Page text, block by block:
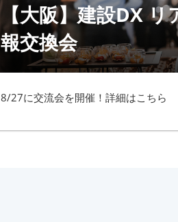
【大阪】建設DX リ
報交換会
8/27に交流会を開催！詳細はこちら